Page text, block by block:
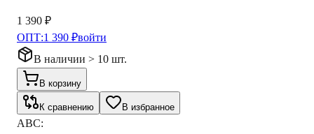
1 390 ₽
ОПТ:1 390 ₽войти
В наличии > 10 шт.
В корзину
К сравнению В избранное
ABC: